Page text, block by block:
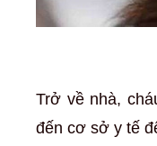
Trở về nhà,
đến cơ sở y tế